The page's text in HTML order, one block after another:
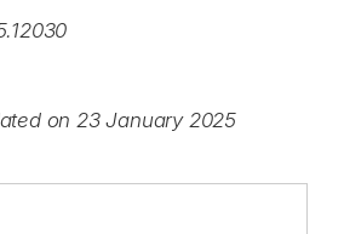
on 23 January 2025